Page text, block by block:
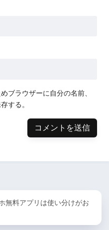
ブラウザーに自分の名前、
する。
無料アプリは使い分けがお